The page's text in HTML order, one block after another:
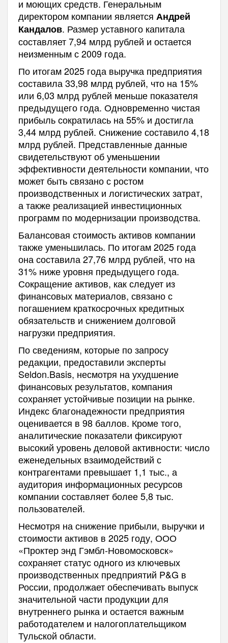
и моющих средств. Генеральным
директором компании является Андрей
Кандалов. Размер уставного капитала
составляет 7,94 млрд рублей и остается
неизменным с 2009 года.
По итогам 2025 года выручка предприятия
составила 33,98 млрд рублей, что на 15%
или 6,03 млрд рублей меньше показателя
предыдущего года. Одновременно чистая
прибыль сократилась на 55% и достигла
3,44 млрд рублей. Снижение составило 4,18
млрд рублей. Представленные данные
свидетельствуют об уменьшении
эффективности деятельности компании, что
может быть связано с ростом
производственных и логистических затрат,
а также реализацией инвестиционных
программ по модернизации производства.
Балансовая стоимость активов компании
также уменьшилась. По итогам 2025 года
она составила 27,76 млрд рублей, что на
31% ниже уровня предыдущего года.
Сокращение активов, как следует из
финансовых материалов, связано с
погашением краткосрочных кредитных
обязательств и снижением долговой
нагрузки предприятия.
По сведениям, которые по запросу
редакции, предоставили эксперты
Seldon.Basis, несмотря на ухудшение
финансовых результатов, компания
сохраняет устойчивые позиции на рынке.
Индекс благонадежности предприятия
оценивается в 98 баллов. Кроме того,
аналитические показатели фиксируют
высокий уровень деловой активности: число
еженедельных взаимодействий с
контрагентами превышает 1,1 тыс., а
аудитория информационных ресурсов
компании составляет более 5,8 тыс.
пользователей.
Несмотря на снижение прибыли, выручки и
стоимости активов в 2025 году, ООО
«Проктер энд Гэмбл-Новомосковск»
сохраняет статус одного из ключевых
производственных предприятий P&G в
России, продолжает обеспечивать выпуск
значительной части продукции для
внутреннего рынка и остается важным
работодателем и налогоплательщиком
Тульской области.